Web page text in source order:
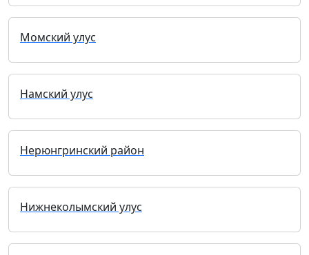
Момский улус
Намский улус
Нерюнгринский район
Нижнеколымский улус